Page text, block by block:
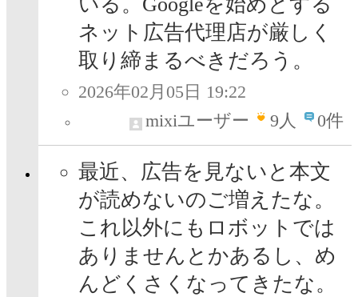
ネット広告代理店が厳しく
取り締まるべきだろう。
2026年02月05日 19:22
mixiユーザー
9人 0件
最近、広告を見ないと本文
が読めないのご増えたな。
これ以外にもロボットでは
ありませんとかあるし、め
んどくさくなってきたな。